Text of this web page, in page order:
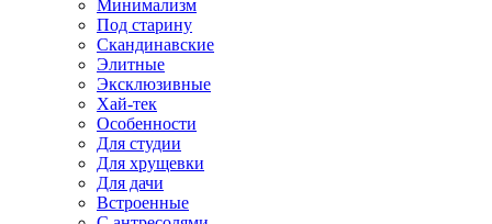
Минимализм
Под старину
Скандинавские
Элитные
Эксклюзивные
Хай-тек
Особенности
Для студии
Для хрущевки
Для дачи
Встроенные